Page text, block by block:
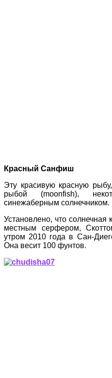
Красный Санфиш
Эту красивую красную
рыбой (moonfish),
синежаберным солнечником.
Установлено, что
местным серфером,
утром 2010 года в Сан-
Она весит 100 фунтов.